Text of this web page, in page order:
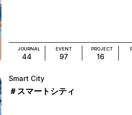
JOURNAL
44
EVENT
97
PROJECT
16
Smart City
＃スマートシティ